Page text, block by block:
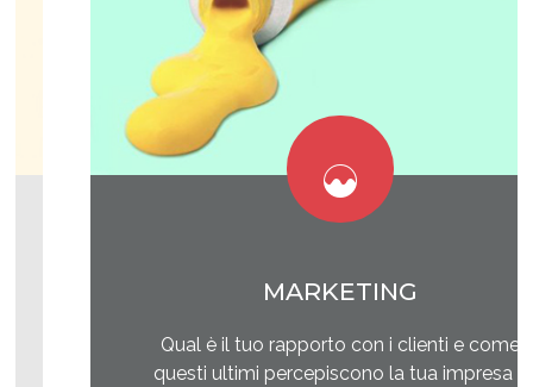
MARKETING
Qual è il tuo rapporto con i clienti e come
questi ultimi percepiscono la tua impresa e